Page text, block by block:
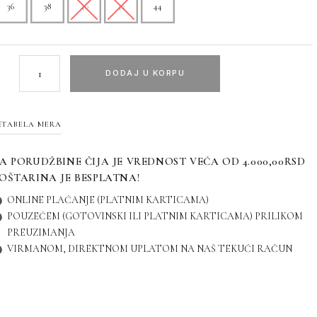
36 38 40 42 44
DODAJ U KORPU
TABELA MERA
PORUDŽBINE ČIJA JE VREDNOST VEĆA OD 4.000,00RSD
JE BESPLATNA!
ONLINE PLAĆANJE (PLATNIM KARTICAMA)
POUZEĆEM (GOTOVINSKI ILI PLATNIM KARTICAMA) PRILIKOM
PREUZIMANJA
VIRMANOM, DIREKTNOM UPLATOM NA NAŠ TEKUĆI RAČUN